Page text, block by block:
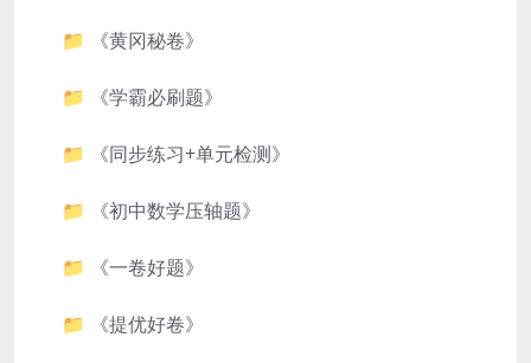
📁 《黄冈秘卷》
📁 《学霸必刷题》
📁 《同步练习+单元检测》
📁 《初中数学压轴题》
📁 《一卷好题》
📁 《提优好卷》